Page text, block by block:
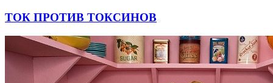
ТОК ПРОТИВ ТОКСИНОВ